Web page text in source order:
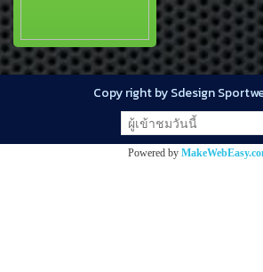
Copy right by Sdesign
ผู้เข้าชมวันนี้
Powered by